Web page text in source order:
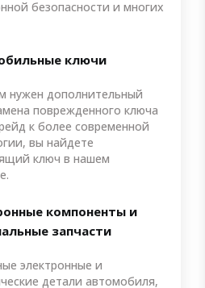
безопасности и многих
ключи
нужен дополнительный
поврежденного ключа
к более современной
вы найдете
ключ в нашем
компоненты и
запчасти
электронные и
детали автомобиля,